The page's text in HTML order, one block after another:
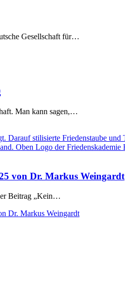
Gesellschaft für…
Man kann sagen,…
von Dr. Markus Weingardt
Beitrag „Kein…
Dr. Markus Weingardt